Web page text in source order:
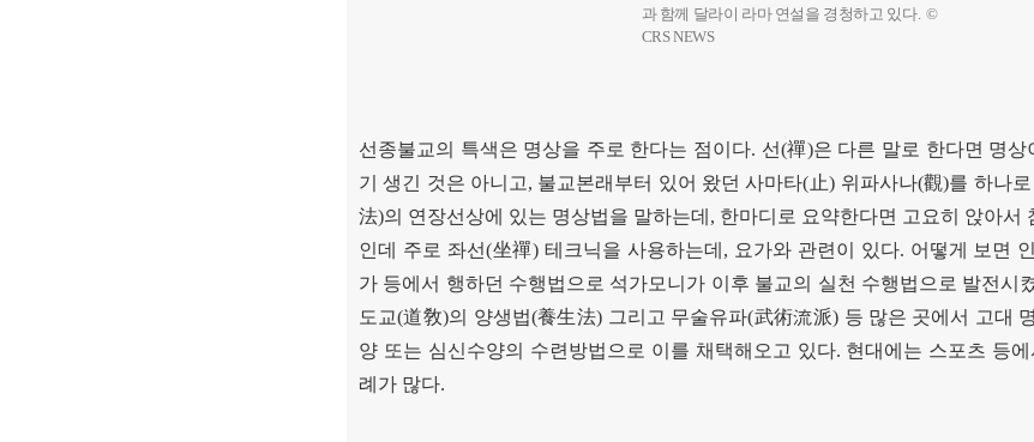
과 함께 달라이 라마 연설을 경청하고 있다. ©
CRS NEWS
선종불교의 특색은 명상을 주로 한다는 점이다. 선(禪)은 다른 말로 한다면 명상
기 생긴 것은 아니고, 불교본래부터 있어 왔던 사마타( 止) 위파사나(觀)를 하나
法)의 연장선상에 있는 명상법을 말하는데 , 한마디로 요약한다면 고요히 앉아서
인데 주로 좌선(坐禪)테크닉을 사용하는데 , 요가와 관련이 있다. 어떻게 보면
가 등에서 행하던 수행법으로 석가모니가 이후 불교의 실천 수행법으로 발전시
도교(道敎)의 양생법(養生法) 그리고 무술유파(武術流派) 등 많은 곳에서 고대
양 또는 심신수양의 수련방법으로 이를 채택해오고 있다. 현대에는 스포츠 등
례가 많다.